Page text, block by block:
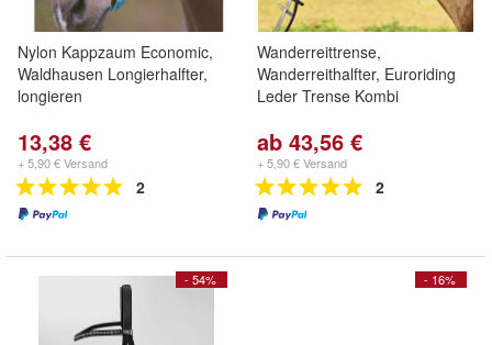
Nylon Kappzaum Economic,
Waldhausen Longierhalfter,
longieren
13,38 €
+ 5,90 € Versand
2
Wanderreittrense,
Wanderreithalfter, Euroriding
Leder Trense Kombi
ab 43,56 €
+ 5,90 € Versand
2
- 54% - 16%